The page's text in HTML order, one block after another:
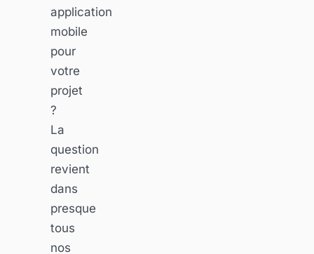
application
mobile
pour
votre
projet
?
La
question
revient
dans
presque
tous
nos